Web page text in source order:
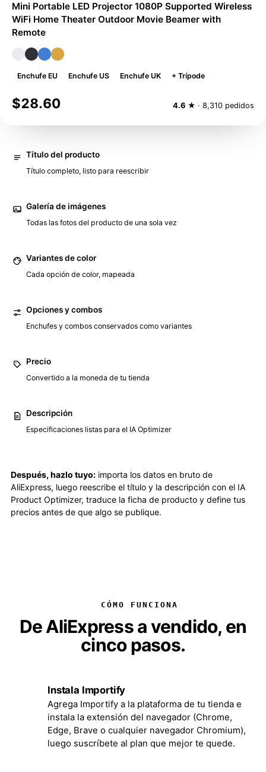
Mini Portable LED Projector 1080P Supported Wireless
WiFi Home Theater Outdoor Movie Beamer with
Remote
Enchufe EU Enchufe US Enchufe UK + Trípode
$28.60 4.6 ★ · 8,310 pedidos
Título del producto
Título completo, listo para reescribir
Galería de imágenes
Todas las fotos del producto de una sola vez
Variantes de color
Cada opción de color, mapeada
Opciones y combos
Enchufes y combos conservados como variantes
Precio
Convertido a la moneda de tu tienda
Descripción
Especificaciones listas para el IA Optimizer
Después, hazlo tuyo: importa los datos en bruto de
AliExpress, luego reescribe el título y la descripción con el IA
Product Optimizer, traduce la ficha de producto y define tus
precios antes de que algo se publique.
CÓMO FUNCIONA
De AliExpress a vendido, en
cinco pasos.
Instala Importify
Agrega Importify a la plataforma de tu tienda e
instala la extensión del navegador (Chrome,
Edge, Brave o cualquier navegador Chromium),
luego suscríbete al plan que mejor te quede.